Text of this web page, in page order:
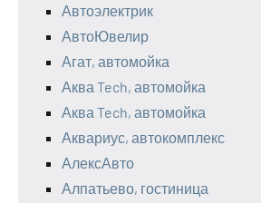
Автоэлектрик
АвтоЮвелир
Агат, автомойка
Аква Tech, автомойка
Аква Tech, автомойка
Аквариус, автокомплекс
АлексАвто
Алпатьево, гостиница